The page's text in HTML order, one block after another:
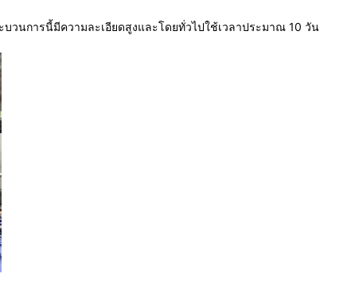
วนการนี้มีความละเอียดสูงและโดยทั่วไปใช้เวลาประมาณ 10 วัน